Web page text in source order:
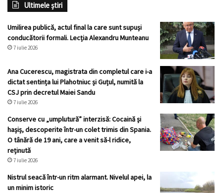
Ultimele știri
Umilirea publică, actul final la care sunt supuși
conducătorii formali. Lecția Alexandru Munteanu
7 iulie 2026
Ana Cucerescu, magistrata din completul care i-a
dictat sentința lui Plahotniuc și Guțul, numită la
CSJ prin decretul Maiei Sandu
7 iulie 2026
Conserve cu „umplutură” interzisă: Cocaină și
hașiș, descoperite într-un colet trimis din Spania.
O tânără de 19 ani, care a venit să-l ridice,
reținută
7 iulie 2026
Nistrul seacă într-un ritm alarmant. Nivelul apei, la
un minim istoric